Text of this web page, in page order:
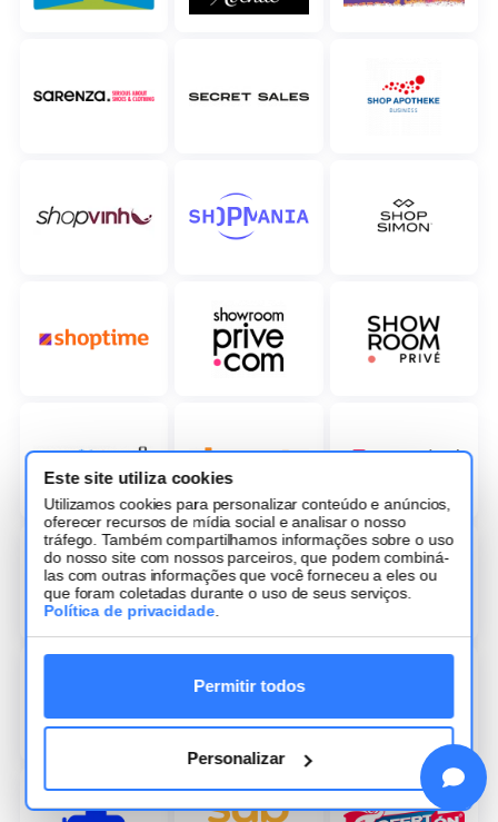
Este site utiliza cookies
Utilizamos cookies para personalizar conteúdo e anúncios,
oferecer recursos de mídia social e analisar o nosso
tráfego. Também compartilhamos informações sobre o uso
do nosso site com nossos parceiros, que podem combiná-
las com outras informações que você forneceu a eles ou
que foram coletadas durante o uso de seus serviços.
Política de privacidade
Permitir todos
Personalizar